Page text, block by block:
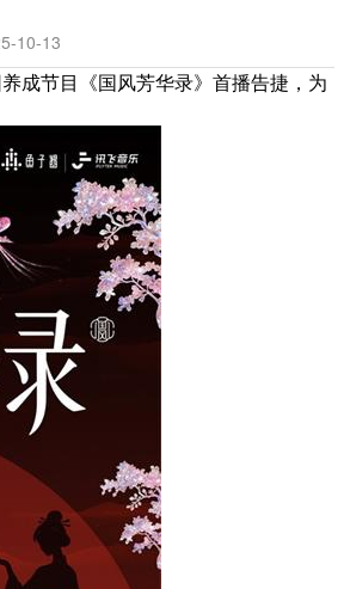
10-13
成节目《国风芳华录》首播告捷，为